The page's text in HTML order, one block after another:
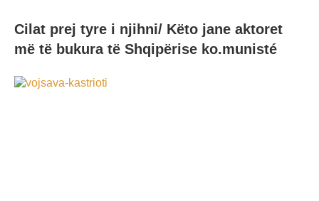
Cilat prej tyre i njihni/ Këto jane aktoret
më të bukura të Shqipërise ko.munisté